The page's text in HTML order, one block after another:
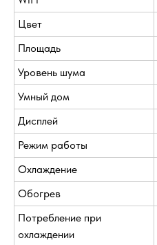
Цвет
Площадь
Уровень шума
Умный дом
Дисплей
Режим работы
Охлаждение
Обогрев
Потребление при
охлаждении